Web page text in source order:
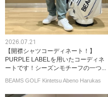
2026.07.21
【開襟シャツコーディネート！】
PURPLE LABELを用いたコーディネ
ートです！シーズンモチーフの一つ...
BEAMS GOLF Kintetsu Abeno Harukas